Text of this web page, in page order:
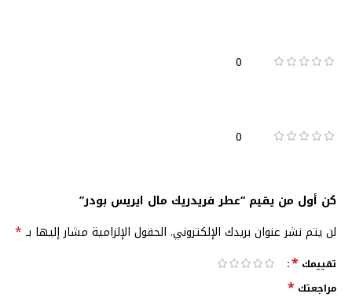
0
0
كن أول من يقيم “عطر فريدريك مال ايريس بودر”
لن يتم نشر عنوان بريدك الإلكتروني. الحقول الإلزامية مشار إليها بـ *
تقييمك *
مراجعتك *